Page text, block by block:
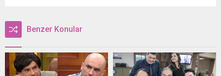
Benzer Konular